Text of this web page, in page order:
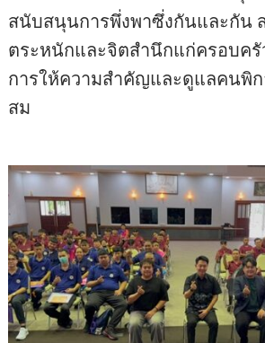
สนับสนุนการพึ่งพาซึ่งกันและกัน
ตระหนักและจิตสำนึกแก่ครอบค
การให้ความสำคัญและดูแลคนพิก
สม